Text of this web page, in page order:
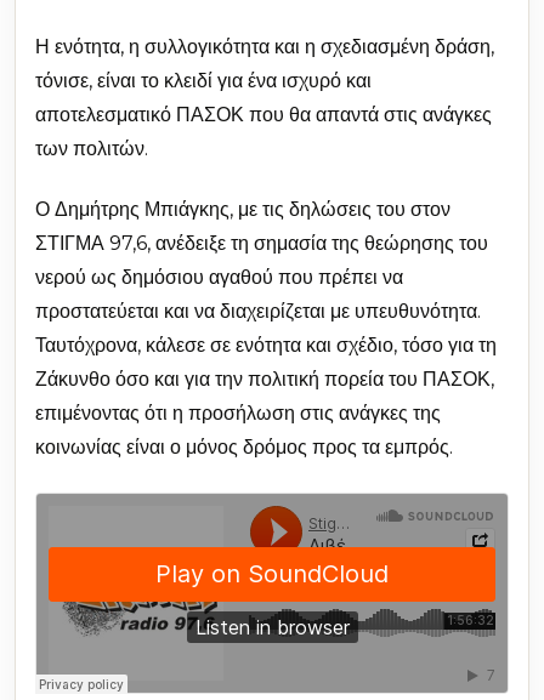
Η ενότητα, η συλλογικότητα και η σχεδιασμένη δράση,
τόνισε, είναι το κλειδί για ένα ισχυρό και
αποτελεσματικό ΠΑΣΟΚ που θα απαντά στις ανάγκες
των πολιτών.
Ο Δημήτρης Μπιάγκης, με τις δηλώσεις του στον
ΣΤΙΓΜΑ 97,6, ανέδειξε τη σημασία της θεώρησης του
νερού ως δημόσιου αγαθού που πρέπει να
προστατεύεται και να διαχειρίζεται με υπευθυνότητα.
Ταυτόχρονα, κάλεσε σε ενότητα και σχέδιο, τόσο για τη
Ζάκυνθο όσο και για την πολιτική πορεία του ΠΑΣΟΚ,
επιμένοντας ότι η προσήλωση στις ανάγκες της
κοινωνίας είναι ο μόνος δρόμος προς τα εμπρός.